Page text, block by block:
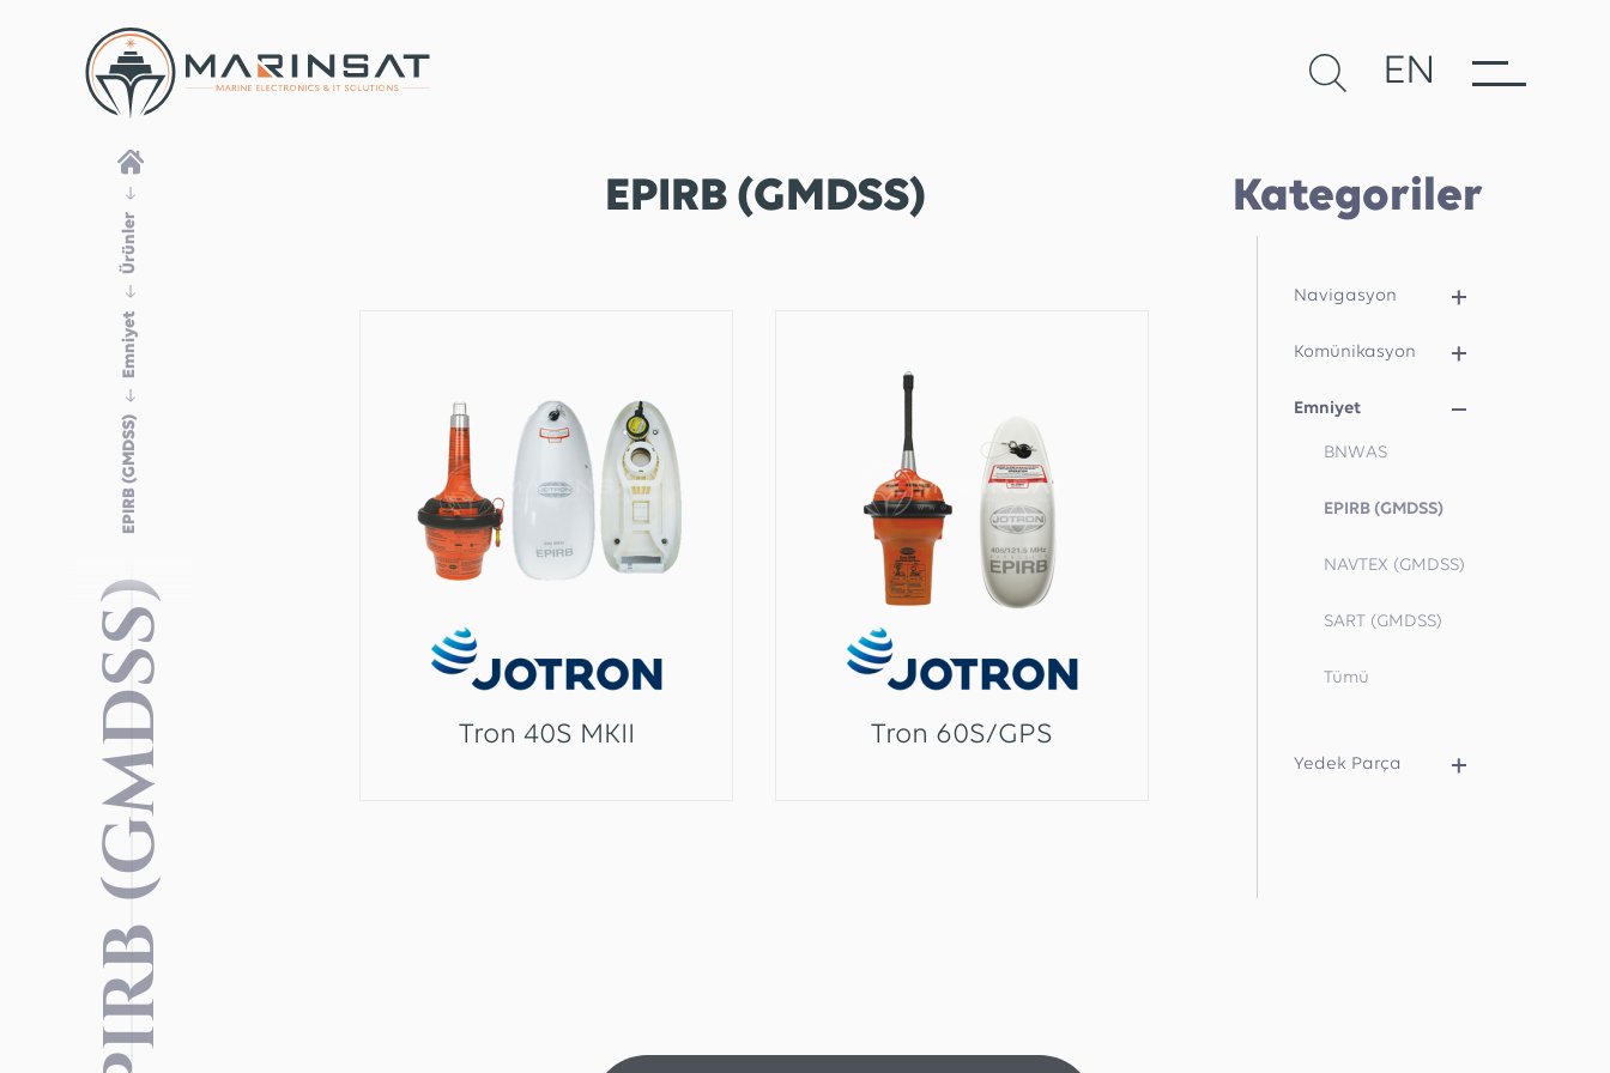
EN
EPIRB (GMDSS)
Ürünler
Emniyet
EPIRB (GMDSS)
EPIRB (GMDSS)
Tron 40S MKII Tron 60S/GPS
Kategoriler
Navigasyon
Komünikasyon
Emniyet
BNWAS
EPIRB (GMDSS)
NAVTEX (GMDSS)
SART (GMDSS)
Tümü
Yedek Parça